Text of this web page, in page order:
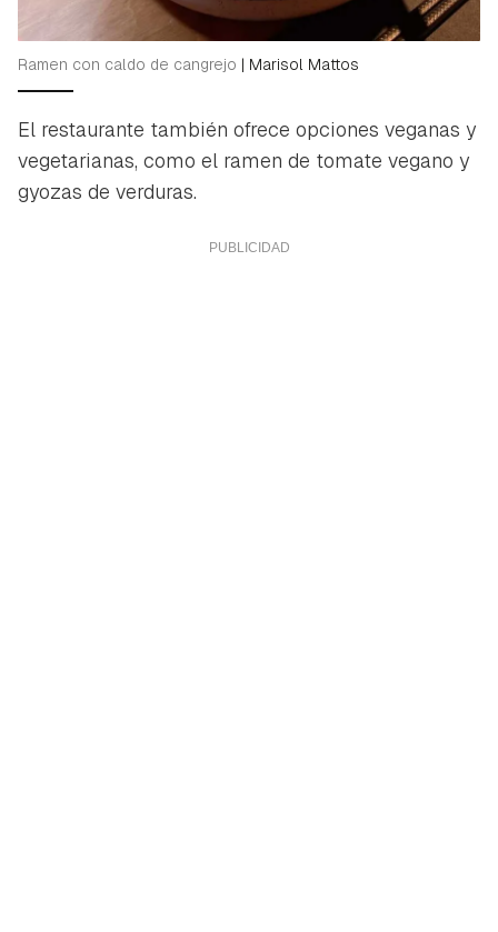
Ramen con caldo de cangrejo | Marisol Mattos
El restaurante también ofrece opciones veganas y
vegetarianas, como el ramen de tomate vegano y
gyozas de verduras.